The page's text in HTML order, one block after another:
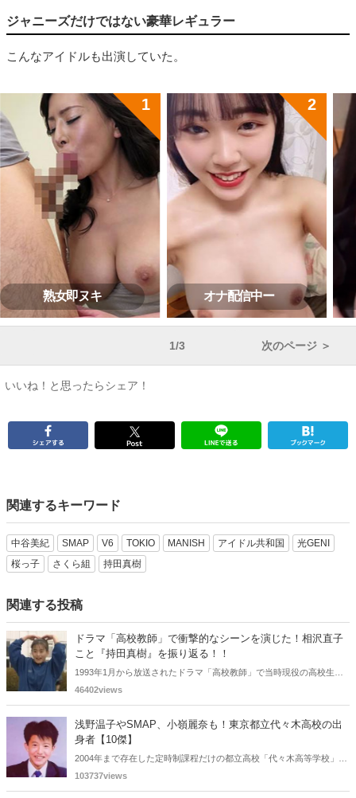
ジャニーズだけではない豪華レギュラー
こんなアイドルも出演していた。
熟女即ヌキ オナ配信中ー
1/3 次のページ ＞
いいね！と思ったらシェア！
関連するキーワード
中谷美紀 SMAP V6 TOKIO MANISH アイドル共和国
光GENI
桜っ子
さくら組 持田真樹
関連する投稿
ドラマ「高校教師」で衝撃的なシーンを演じた！相沢直子
こと『持田真樹』を振り返る！！
1993年1月から放送されたドラマ「高校教師」で当時現役の高校生だ
った持田さん、英語教師の藤村 知樹（京本政樹）と過激シーンを演じ
46402views
浅野温子やSMAP、小嶺麗奈も！東京都立代々木高校の出
身者【10傑】
2004年まで存在した定時制課程だけの都立高校「代々木高等学校」の
出身者を、10名ピックアップしてご紹介したいと思います。
103737views